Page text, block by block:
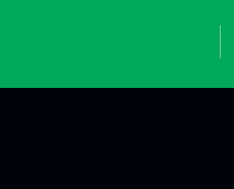
الرئيسي